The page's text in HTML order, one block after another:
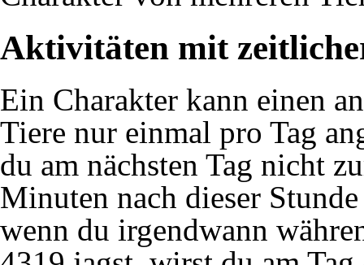
Aktivitäten mit
Ein Charakter kann einen
Tiere nur einmal pro Tag
du am nächsten Tag nicht
Minuten nach dieser
wenn du irgendwann